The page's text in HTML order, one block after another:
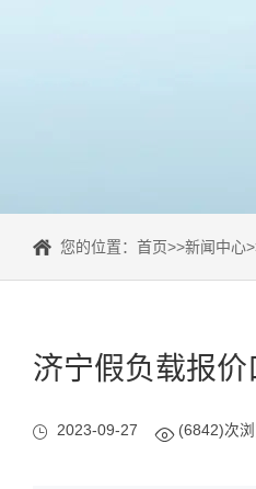
您的位置： 首页>>新闻中心
济宁假负载报价
2023-09-27 (6842)次